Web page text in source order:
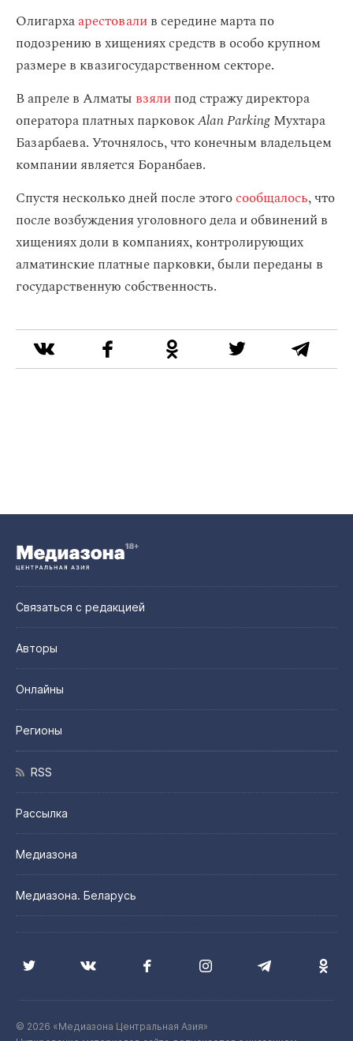
Олигархаарестовалив середине марта по
подозрению в хищениях средств в особо крупном
размере в квазигосударственном секторе.
В апреле в Алматы взялипод стражу директора
оператора платных парковокAlan ParkingМухтара
Базарбаева. Уточнялось, что конечным владельцем
компании является Боранбаев.
Спустя несколько дней после этогосообщалось, что
после возбуждения уголовного дела и обвинений в
хищениях доли в компаниях, контролирующих
алматинские платные парковки, были переданы в
государственную собственность.
Связаться с редакцией
Авторы
Онлайны
Регионы
RSS
Рассылка
Медиазона
Медиазона. Беларусь
© 2026 «Медиазона Центральная Азия»